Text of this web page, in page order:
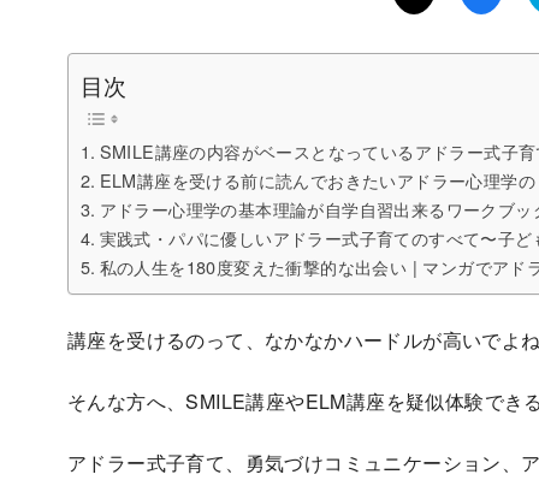
目次
SMILE講座の内容がベースとなっているアドラー式子
ELM講座を受ける前に読んでおきたいアドラー心理学
アドラー心理学の基本理論が自学自習出来るワークブッ
実践式・パパに優しいアドラー式子育てのすべて〜子
私の人生を180度変えた衝撃的な出会い | マンガでアド
講座を受けるのって、なかなかハードルが高いでよ
そんな方へ、SMILE講座やELM講座を疑似体験でき
アドラー式子育て、勇気づけコミュニケーション、